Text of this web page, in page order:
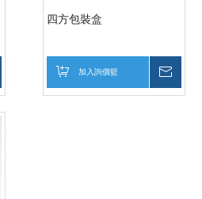
四方包裝盒
加入詢價籃